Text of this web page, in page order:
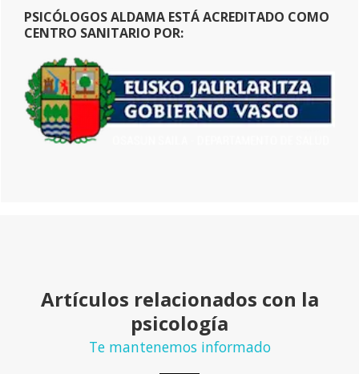
PSICÓLOGOS ALDAMA ESTÁ ACREDITADO COMO
CENTRO SANITARIO POR:
Artículos relacionados con la
psicología
Te mantenemos informado